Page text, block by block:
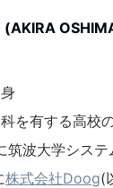
を有する高校
筑波大学システ
株式会社Doog(